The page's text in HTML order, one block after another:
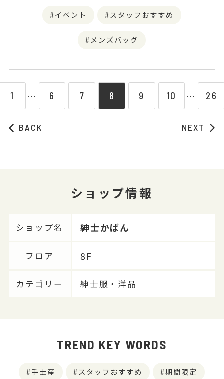
イベント スタッフおすすめ
メンズバッグ
BACK
1 ⋯ 6 7 8 9 10 ⋯ 26
NEXT
ショップ情報
ショップ名 紳士かばん
フロア 8F
カテゴリー 紳士服・洋品
TREND KEY WORDS
手土産 スタッフおすすめ 期間限定